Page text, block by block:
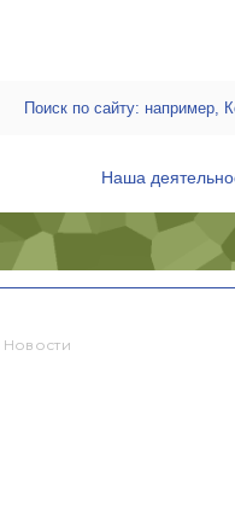
Наша
Новости